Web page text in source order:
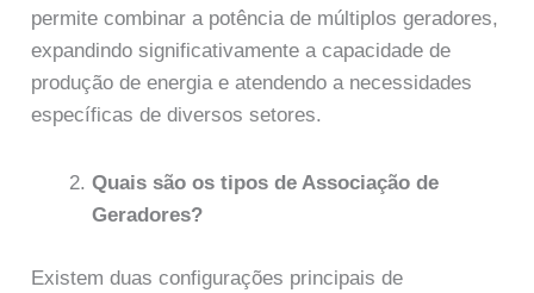
permite combinar a potência de múltiplos geradores,
expandindo significativamente a capacidade de
produção de energia e atendendo a necessidades
específicas de diversos setores.
Quais são os tipos de Associação de
Geradores?
Existem duas configurações principais de